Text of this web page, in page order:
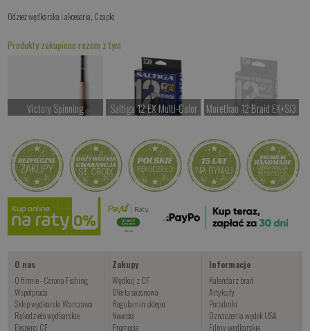
Odzież wędkarska i akcesoria Czapki
Produkty zakupione razem z tym
Victory Spinning
Kup teraz >
Saltiga 12 EX Multi-Color
Kup teraz >
Morethan 12 Braid EX+Si3
Kup teraz >
O nas
O firmie - Corona Fishing
Współpraca
Sklep wędkarski Warszawa
Rękodzieło wędkarskie
Eksperci CF
Zakupy
Wędkuj z CF
Oferta sezonowa
Regulamin sklepu
Nowości
Promocje
Informacje
Kalendarz brań
Artykuły
Poradniki
Oznaczenia wędek USA
Filmy wędkarskie